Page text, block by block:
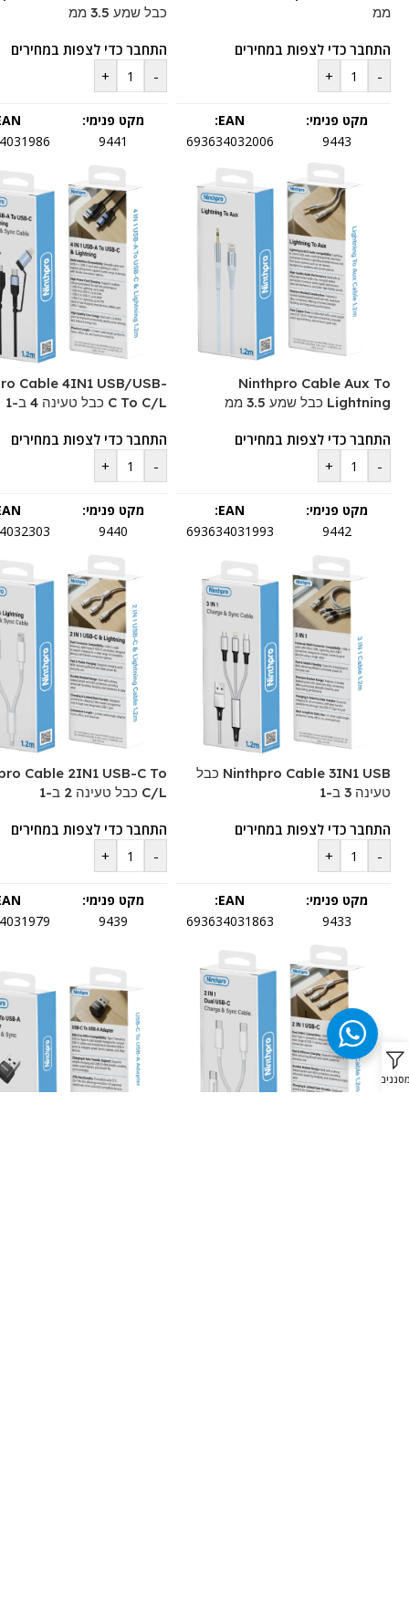
ממ
התחבר כדי לצפות במחירים
-
+
מקט פנימי:
9443
EAN:
693634032006
כבל שמע 3.5 ממ
התחבר כדי לצפות במחירים
-
+
מקט פנימי:
9441
Ninthpro Cable Aux To
Lightning כבל שמע 3.5 ממ
התחבר כדי לצפות במחירים
-
+
מקט פנימי:
9442
EAN:
693634031993
Cable 4IN1 USB/USB-
C To C/L כבל טעינה 4 ב-1
התחבר כדי לצפות במחירים
-
+
מקט פנימי:
9440
Ninthpro Cable 3IN1 USB כבל
טעינה 3 ב-1
התחבר כדי לצפות במחירים
-
+
מקט פנימי:
9433
EAN:
693634031863
Cable 2IN1 USB-C To
C/L כבל טעינה 2 ב-1
התחבר כדי לצפות במחירים
-
+
מקט פנימי:
9439